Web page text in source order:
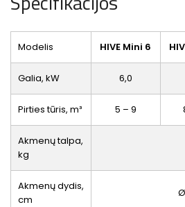
Modelis HIVE Mini 6
Galia, kW 6,0
Pirties tūris, m³ 5 – 9
Akmenų talpa,
kg
Akmenų dydis,
cm